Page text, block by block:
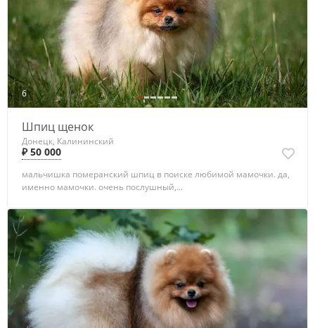
6
Шпиц щенок
Донецк, Калининский
₽ 50 000
мальчишка померанский шпиц в поиске любимой мамочки. да,
именно мамочки. очень послушный,...